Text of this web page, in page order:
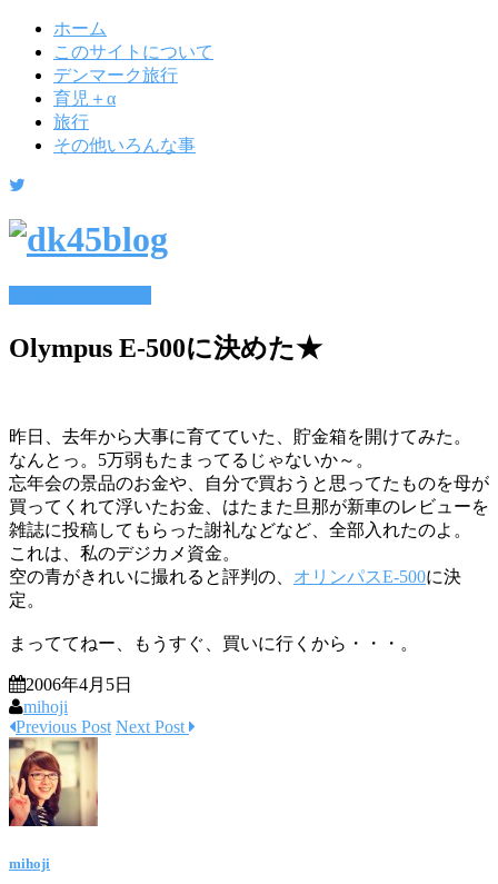
ホーム
このサイトについて
デンマーク旅行
育児＋α
旅行
その他いろんな事
Olympus E-500に決めた★
昨日、去年から大事に育てていた、貯金箱を開けてみた。
なんとっ。5万弱もたまってるじゃないか～。
忘年会の景品のお金や、自分で買おうと思ってたものを母が
買ってくれて浮いたお金、はたまた旦那が新車のレビューを
雑誌に投稿してもらった謝礼などなど、全部入れたのよ。
これは、私のデジカメ資金。
空の青がきれいに撮れると評判の、 オリンパスE-500に決
定。
まっててねー、もうすぐ、買いに行くから・・・。
2006年4月5日
mihoji
Previous Post Next Post
mihoji